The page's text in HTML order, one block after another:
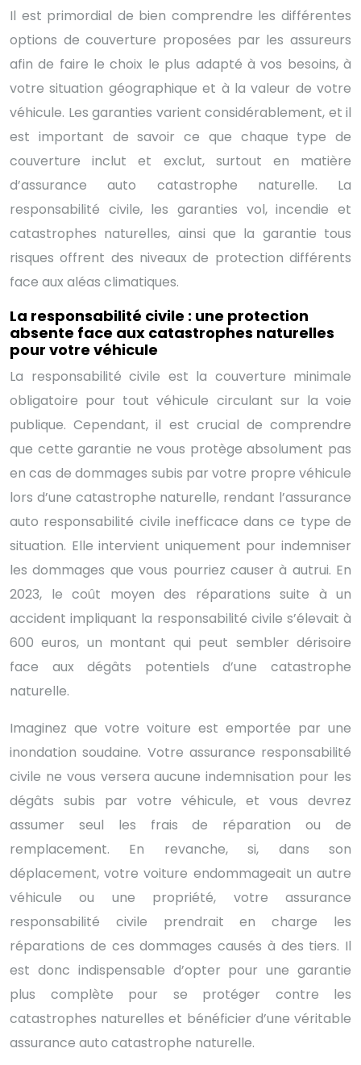
Il est primordial de bien comprendre les différentes
options de couverture proposées par les assureurs
afin de faire le choix le plus adapté à vos besoins, à
votre situation géographique et à la valeur de votre
véhicule. Les garanties varient considérablement, et il
est important de savoir ce que chaque type de
couverture inclut et exclut, surtout en matière
d’assurance auto catastrophe naturelle. La
responsabilité civile, les garanties vol, incendie et
catastrophes naturelles, ainsi que la garantie tous
risques offrent des niveaux de protection différents
face aux aléas climatiques.
La responsabilité civile : une protection
absente face aux catastrophes naturelles
pour votre véhicule
La responsabilité civile est la couverture minimale
obligatoire pour tout véhicule circulant sur la voie
publique. Cependant, il est crucial de comprendre
que cette garantie ne vous protège absolument pas
en cas de dommages subis par votre propre véhicule
lors d’une catastrophe naturelle, rendant l’assurance
auto responsabilité civile inefficace dans ce type de
situation. Elle intervient uniquement pour indemniser
les dommages que vous pourriez causer à autrui. En
2023, le coût moyen des réparations suite à un
accident impliquant la responsabilité civile s’élevait à
600 euros, un montant qui peut sembler dérisoire
face aux dégâts potentiels d’une catastrophe
naturelle.
Imaginez que votre voiture est emportée par une
inondation soudaine. Votre assurance responsabilité
civile ne vous versera aucune indemnisation pour les
dégâts subis par votre véhicule, et vous devrez
assumer seul les frais de réparation ou de
remplacement. En revanche, si, dans son
déplacement, votre voiture endommageait un autre
véhicule ou une propriété, votre assurance
responsabilité civile prendrait en charge les
réparations de ces dommages causés à des tiers. Il
est donc indispensable d’opter pour une garantie
plus complète pour se protéger contre les
catastrophes naturelles et bénéficier d’une véritable
assurance auto catastrophe naturelle.